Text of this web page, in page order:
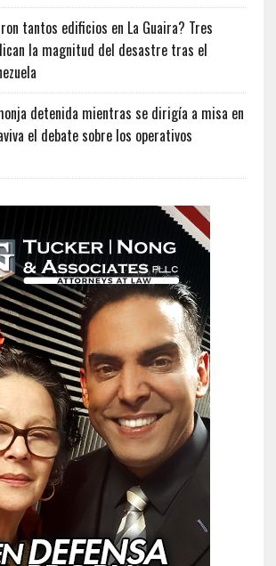
tantos edificios en La Guaira? Tres
la magnitud del desastre tras el
detenida mientras se dirigía a misa en
el debate sobre los operativos